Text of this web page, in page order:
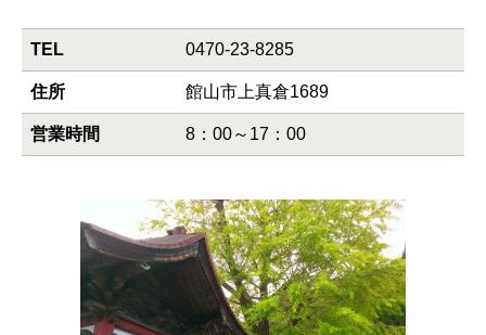
TEL 0470-23-8285
住所 館山市上真倉1689
営業時間 8：00～17：00